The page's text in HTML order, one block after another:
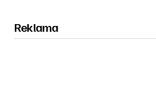
Reklama